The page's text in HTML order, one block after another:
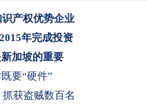
产权优势企业
年完成投资
加坡的重要
要“硬件”
获盗贼数百名